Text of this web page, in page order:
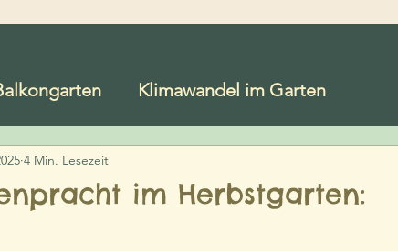
Klimawandel im Garten
& Gräser
im Herbstgarten:
4 Min. Lesezeit